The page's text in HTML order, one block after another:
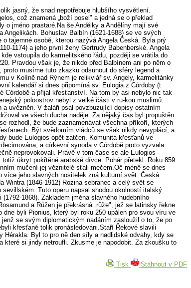
jasný, že snad nepotřebuje hlubšího vysvětlení.
což znamená „boží posel" a jedná se o překlad
o jméno prastaré.Na še Andělky a Andělíny mají své
Angelikách. Bohuslav Balbín (1621-1688) se ve svých
o tajemné osobě, kterou nazývá Angela Česká. Byla prý
1174) a jeho první ženy Gertrudy Babenberské. Angela
vstoupila do karmelitského řádu, později se vrátila do
Pravdou však je, že nikdo před Balbínem ani po něm o
musíme tuto zkazku odsunout do sféry legend a
v Kolíně nad Rýnem je relikviář sv. Angely, karmelitánky
kalendář si dnes připomíná sv. Eulogia z Córdoby (t
Córdobě a přijal křesťanství. Na tom by asi nebylo nic tak
poloostrov nebyl z velké části v ru-kou muslimů.
a uvězněn. V žaláři psal povzbuzující dopisy ostatním
ve všech ducha naděje. Za nějaký čas byl propuštěn.
rozhodl, že bude zaznamenávat všechna příkoří, kterých
Být svědomím vládců se však nikdy nevyplácí, a
bude Eulogios opět zatčen. Komunita křesťanů ve
a církevní synoda v Córdobě proto vyzvala
neprovokovali. Právě v tom čase se ale Eulogios
úkryt pokřtěné arabské dívce. Pohár přetekl. Roku 859
mučení jej věznitelé sťali mečem.Oč méně se dnes
více jeho slavných nositelek zná kulturní svět. Česká
Wintra (1846-1912) Rozina sebranec a celý svět se
sevillském. Tuto operu napsal shodou okolností italský
1868). Základem jména slavného hudebního
a Růžen je překrásná „růže", jež se latinsky řekne
dne byli Pionius, který byl roku 250 upálen pro svou víru ve
se svým diplomatickým nadáním zasloužil o to, že po
křesťané tolik pronásledováni.Staří Řekové slavili
Hérakla. Byl to pro ně den síly a nadlidské odvahy, kdy se
které si jindy netroufli. Zkusme je napodobit. Za zkoušku to
Tisk Stáhnout v PDF